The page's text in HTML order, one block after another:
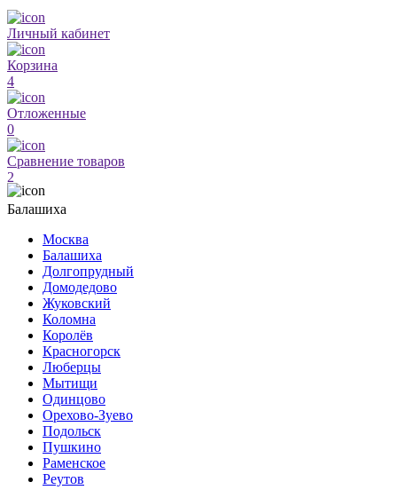
Личный кабинет
Корзина
4
Отложенные
0
Сравнение товаров
2
Балашиха
Москва
Балашиха
Долгопрудный
Домодедово
Жуковский
Коломна
Королёв
Красногорск
Люберцы
Мытищи
Одинцово
Орехово-Зуево
Подольск
Пушкино
Раменское
Реутов